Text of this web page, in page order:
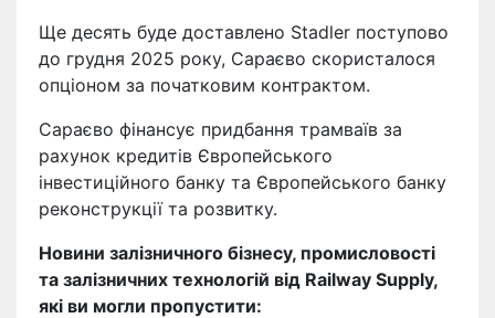
Ще десять буде доставлено Stadler поступово
до грудня 2025 року, Сараєво скористалося
опціоном за початковим контрактом.
Сараєво фінансує придбання трамваїв за
рахунок кредитів Європейського
інвестиційного банку та Європейського банку
реконструкції та розвитку.
Новини залізничного бізнесу, промисловості
та залізничних технологій від Railway Supply,
які ви могли пропустити: